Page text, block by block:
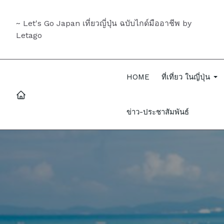
~ Let's Go Japan เที่ยวญี่ปุ่น ฉบับไกด์มืออาชีพ by
Letago
HOME ที่เที่ยว ในญี่ปุ่น
ข่าว-ประชาสัมพันธ์